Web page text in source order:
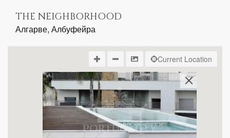
THE NEIGHBORHOOD
Алгарве, Албуфейра
Current Location